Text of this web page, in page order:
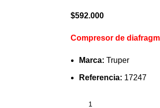
$592.000
Compresor de
Marca: Truper
Referencia: 17247